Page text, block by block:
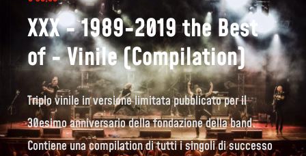
XXX - 1989-2019 the Best
of - Vinile (Compilation)
Triplo vinile in versione limitata pubblicato per il
30esimo anniversario della fondazione della band.
Contiene una compilation di tutti i singoli di successo